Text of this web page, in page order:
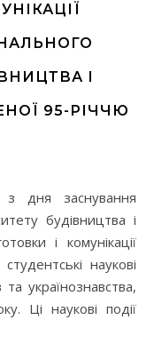
І
95-РІЧЧЮ
будівництва і
і комунікації
наукові
українознавства,
Ці наукові події